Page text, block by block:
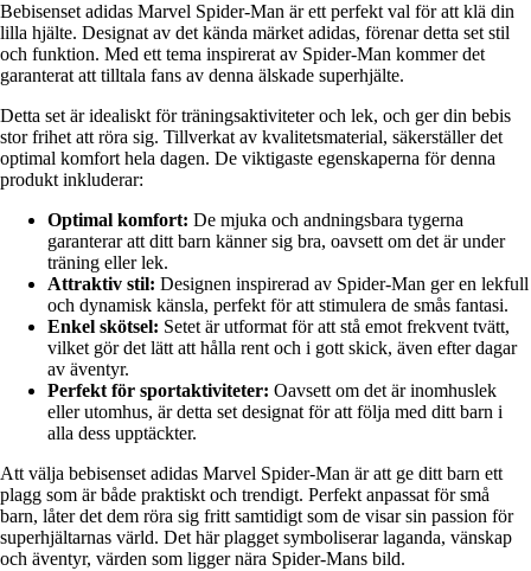
Bebisenset adidas Marvel Spider-Man är ett perfekt val för att klä din
lilla hjälte. Designat av det kända märket adidas, förenar detta set stil
och funktion. Med ett tema inspirerat av Spider-Man kommer det
garanterat att tilltala fans av denna älskade superhjälte.
Detta set är idealiskt för träningsaktiviteter och lek, och ger din bebis
stor frihet att röra sig. Tillverkat av kvalitetsmaterial, säkerställer det
optimal komfort hela dagen. De viktigaste egenskaperna för denna
produkt inkluderar:
Optimal komfort: De mjuka och andningsbara tygerna
garanterar att ditt barn känner sig bra, oavsett om det är under
träning eller lek.
Attraktiv stil: Designen inspirerad av Spider-Man ger en lekfull
och dynamisk känsla, perfekt för att stimulera de smås fantasi.
Enkel skötsel: Setet är utformat för att stå emot frekvent tvätt,
vilket gör det lätt att hålla rent och i gott skick, även efter dagar
av äventyr.
Perfekt för sportaktiviteter: Oavsett om det är inomhuslek
eller utomhus, är detta set designat för att följa med ditt barn i
alla dess upptäckter.
Att välja bebisenset adidas Marvel Spider-Man är att ge ditt barn ett
plagg som är både praktiskt och trendigt. Perfekt anpassat för små
barn, låter det dem röra sig fritt samtidigt som de visar sin passion för
superhjältarnas värld. Det här plagget symboliserar laganda, vänskap
och äventyr, värden som ligger nära Spider-Mans bild.